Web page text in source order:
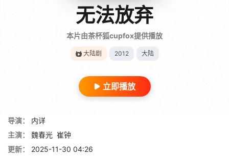
无法放弃
本片由茶杯狐cupfox提供播放
大陆剧 2012 大陆
立即播放
导演：
内详
主演：
魏春光 崔钟
更新：
2025-11-30 04:26